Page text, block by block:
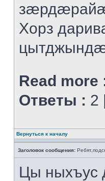
Хорз
Read more
Ответы : 2 |
Вернуться к началу
Заголовок сообщения:
Цы ныхъус